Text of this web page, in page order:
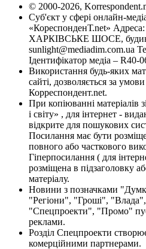
© 2000-2026,
Суб'єкт у сфері онлайн-
«КореспонденТ.net»
ХАРКІВСЬКЕ ШОСЕ,
sunlight@mediadim.com.ua
Ідентифікатор медіа – R40-
Використання будь-яких
сайті, дозволяється за
Корреспондент.net.
При копіюванні матеріалів
і світу» , для інтернет -
відкрите для пошукових
Посилання має бути
повного або часткового
Гіперпосилання ( для
розміщена в підзаголовку
матеріалу.
Новини з позначками
"Регіони", "Гроші",
"Спецпроекти", "Промо"
реклами.
Розділ Спецпроекти
комерційними партнерами.